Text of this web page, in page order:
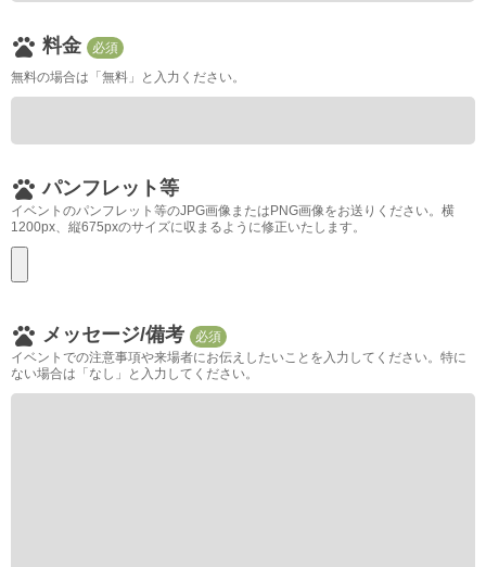
pets 料金
必須
無料の場合は「無料」と入力ください。
pets パンフレット等
イベントのパンフレット等のJPG画像またはPNG画像をお送りください。横
1200px、縦675pxのサイズに収まるように修正いたします。
pets メッセージ/備考
必須
イベントでの注意事項や来場者にお伝えしたいことを入力してください。特に
ない場合は「なし」と入力してください。